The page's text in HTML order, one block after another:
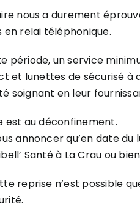
nous a durement
relai téléphonique.
période, un service
et lunettes de sécurisé à
soignant en leur
est au déconfinement.
annoncer qu’en date
Santé à La Crau ou
reprise n’est possible